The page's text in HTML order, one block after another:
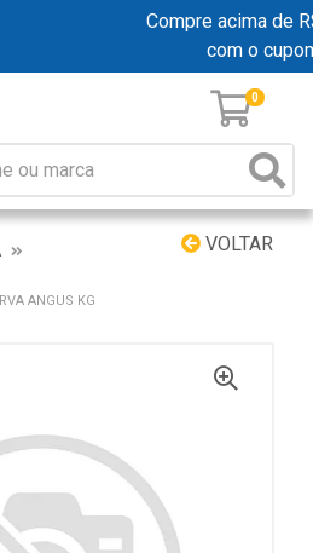
Compre acima de
com o
0
VOLTAR
ANGUS KG